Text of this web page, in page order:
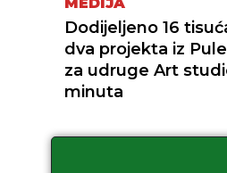
MEDIJA
Dodijeljeno 16
dva projekta iz
za udruge Art
minuta